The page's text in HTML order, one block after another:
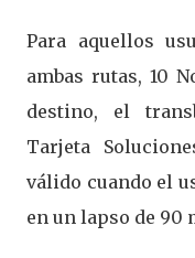
Para aquellos
ambas rutas, 10
destino, el
Tarjeta
válido cuando el
en un lapso de 90